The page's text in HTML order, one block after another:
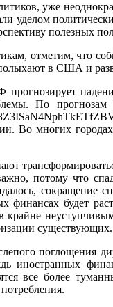
уже
уделом
полезных
отметим, что
в США и
По
Во многих
потому что
сокращение
финансах будет
крайне
существующих.
поглощения
иностранных
все более